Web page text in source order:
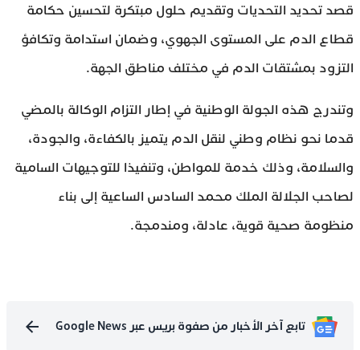
قصد تحديد التحديات وتقديم حلول مبتكرة لتحسين حكامة
قطاع الدم على المستوى الجهوي، وضمان استدامة وتكافؤ
التزود بمشتقات الدم في مختلف مناطق الجهة.
وتندرج هذه الجولة الوطنية في إطار التزام الوكالة بالمضي
قدما نحو نظام وطني لنقل الدم يتميز بالكفاءة، والجودة،
والسلامة، وذلك خدمة للمواطن، وتنفيذا للتوجيهات السامية
لصاحب الجلالة الملك محمد السادس الساعية إلى بناء
منظومة صحية قوية، عادلة، ومندمجة.
تابع آخر الأخبار من صفوة بريس عبر Google News